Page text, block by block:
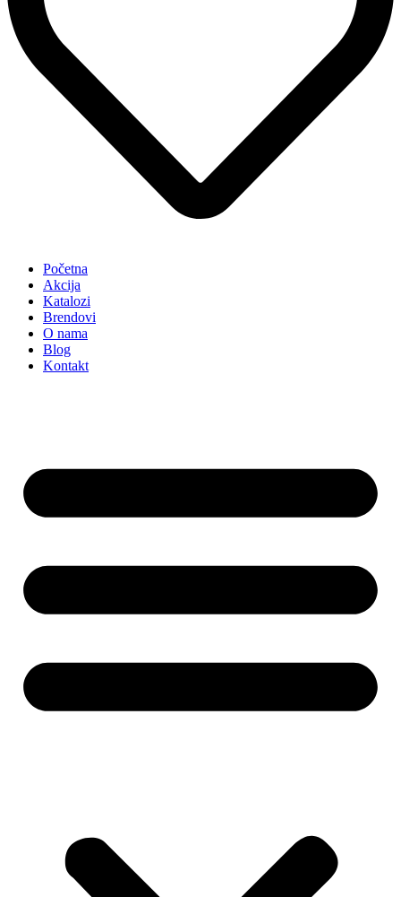
Početna
Akcija
Katalozi
Brendovi
O nama
Blog
Kontakt